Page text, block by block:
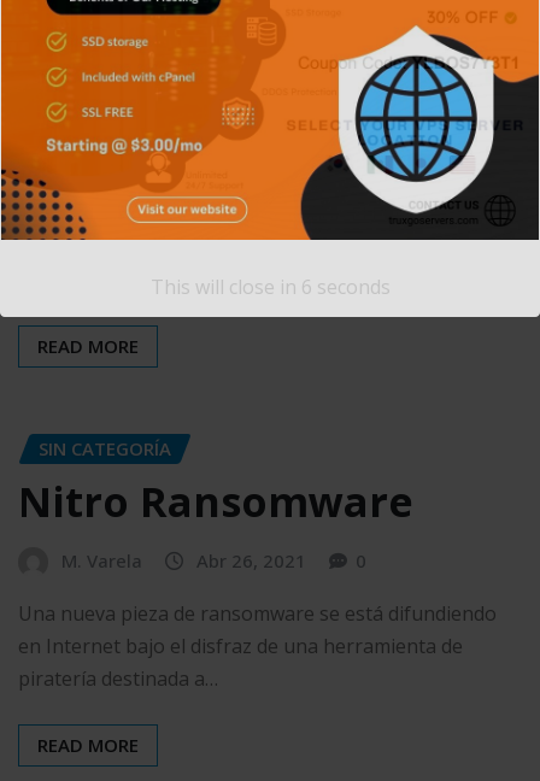
SIN CATEGORÍA
Tor
M. Varela Abr 26, 2021 0
Tor (The Onion Router -en español- El Enrutador
Cebolla) es un proyecto cuyo objetivo principal es el
desarrollo de una…
READ MORE
SIN CATEGORÍA
Nitro Ransomware
M. Varela Abr 26, 2021 0
Una nueva pieza de ransomware se está difundiendo
en Internet bajo el disfraz de una herramienta de
piratería destinada a…
READ MORE
This will close in 5 seconds